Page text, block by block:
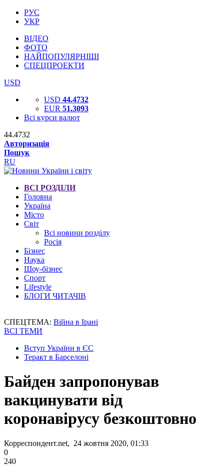
РУС
УКР
ВІДЕО
ФОТО
НАЙПОПУЛЯРНІШІ
СПЕЦПРОЕКТИ
USD
USD 44.4732
EUR 51.3093
Всі курси валют
44.4732
Авторизація
Пошук
RU
ВСІ РОЗДІЛИ
Головна
Україна
Місто
Світ
Всі новини розділу
Росія
Бізнес
Наука
Шоу-бізнес
Спорт
Lifestyle
БЛОГИ ЧИТАЧІВ
СПЕЦТЕМА: Війна в Ірані
ВСІ ТЕМИ
Вступ України в ЄС
Теракт в Барселоні
Байден запропонував
вакцинувати від
коронавірусу безкоштовно
Корреспондент.net, 24 жовтня 2020, 01:33
0
240